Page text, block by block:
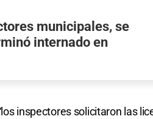
municipales, se
internado en
inspectores solicitaron las